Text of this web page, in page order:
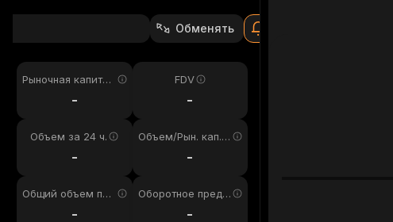
Обменять
Рыночная капитал
-
FDV
-
Объем за 24 ч.
-
Объем/Рын. кап. 2
-
Общий объем пре
-
Оборотное предл
-